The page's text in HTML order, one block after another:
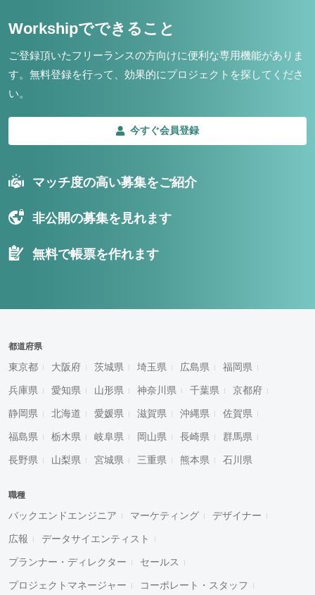
Workshipでできること
ご登録頂いたフリーランスの方向けに便利な専用機能がありま
す。 無料登録を行って、効果的にプロジェクトを探してくださ
い。
今すぐ会員登録
マッチ度の高い募集をご紹介
非公開の募集を見れます
無料で帳票を作れます
都道府県
東京都 大阪府 茨城県 埼玉県 広島県 福岡県
兵庫県 愛知県 山形県 神奈川県 千葉県 京都府
静岡県 北海道 愛媛県 滋賀県 沖縄県 佐賀県
福島県 栃木県 岐阜県 岡山県 長崎県 群馬県
長野県 山梨県 宮城県 三重県 熊本県 石川県
職種
バックエンドエンジニア マーケティング デザイナー
広報 データサイエンティスト
プランナー・ディレクター セールス
プロジェクトマネージャー コーポレート・スタッフ